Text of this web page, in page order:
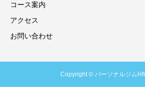
コース案内
アクセス
お問い合わせ
Copyright © パーソナルジム